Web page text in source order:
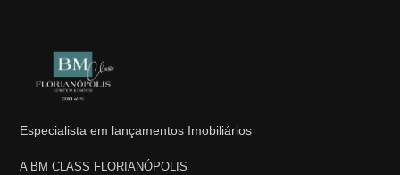
Especialista em lançamentos Imobiliários
A BM CLASS FLORIANÓPOLIS